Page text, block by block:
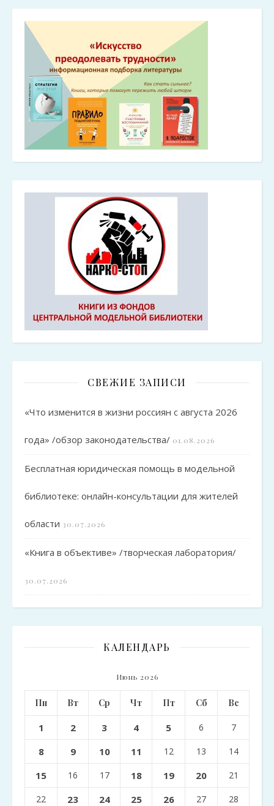
СВЕЖИЕ ЗАПИСИ
«Что изменится в жизни россиян с августа 2026
года» /обзор законодательства/ 01.08.2026
Бесплатная юридическая помощь в модельной
библиотеке: онлайн-консультации для жителей
области 30.07.2026
«Книга в объективе» /творческая лаборатория/
30.07.2026
КАЛЕНДАРЬ
Июнь 2026
Пн Вт Ср Чт Пт Сб Вс
1 2 3 4 5 6 7
8 9 10 11 12 13 14
15 16 17 18 19 20 21
22 23 24 25 26 27 28